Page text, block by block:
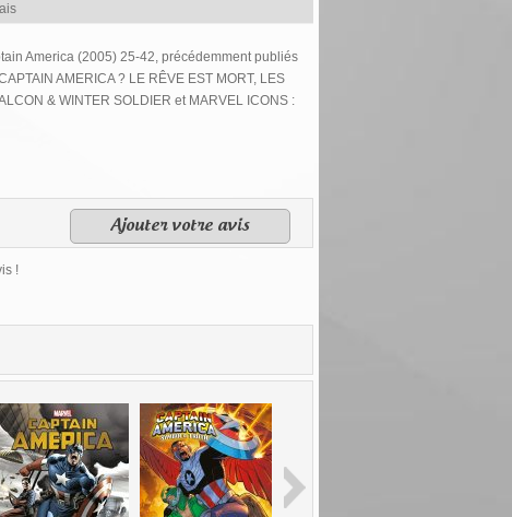
America (2005) 25-42, précédemment publiés
AMERICA ? LE RÊVE EST MORT, LES
& WINTER SOLDIER et MARVEL ICONS :
Ajouter votre avis
!